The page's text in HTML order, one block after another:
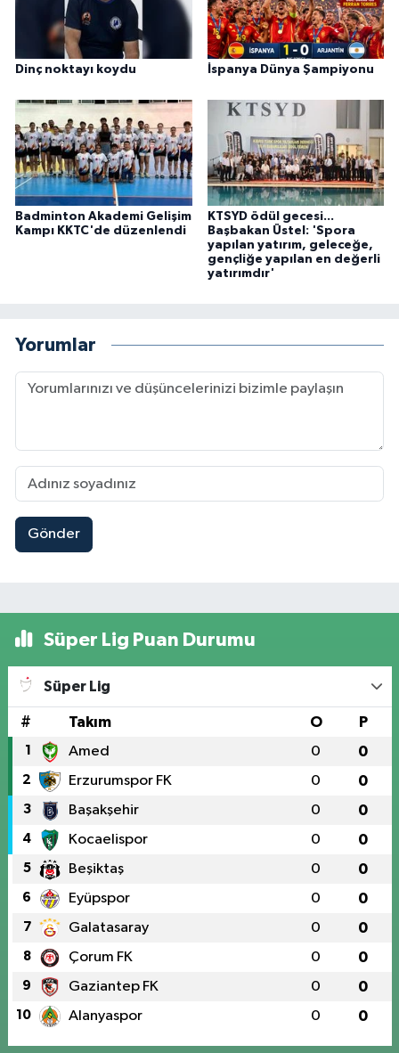
Dinç noktayı koydu İspanya Dünya Şampiyonu
Badminton Akademi Gelişim
Kampı KKTC'de düzenlendi
KTSYD ödül gecesi...
Başbakan Üstel: 'Spora
yapılan yatırım, geleceğe,
gençliğe yapılan en değerli
yatırımdır'
Yorumlar
Gönder
Süper Lig Puan Durumu
Süper Lig
# Takım O P
1 Amed 0 0
2 Erzurumspor FK 0 0
3 Başakşehir 0 0
4 Kocaelispor 0 0
5 Beşiktaş 0 0
6 Eyüpspor 0 0
7 Galatasaray 0 0
8 Çorum FK 0 0
9 Gaziantep FK 0 0
10 Alanyaspor 0 0